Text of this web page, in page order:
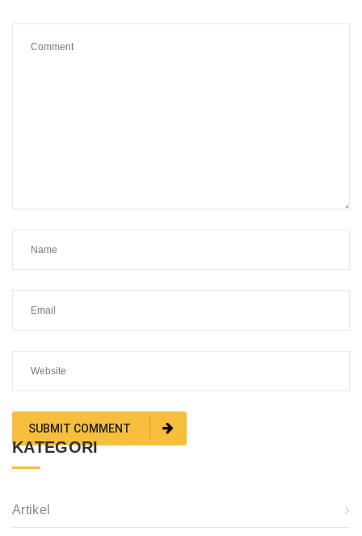
KATEGORI
Artikel